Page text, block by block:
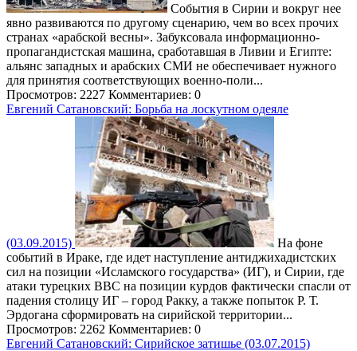
События в Сирии и вокруг нее
явно развиваются по другому сценарию, чем во всех прочих
странах «арабской весны». Забуксовала информационно-
пропагандистская машина, сработавшая в Ливии и Египте:
альянс западных и арабских СМИ не обеспечивает нужного
для принятия соответствующих военно-поли...
Просмотров: 2227 Комментариев: 0
Евгений Сатановский: Борьба на лоскутном одеяле
(03.09.2015)
На фоне
событий в Ираке, где идет наступление антиджихадистских
сил на позиции «Исламского государства» (ИГ), и Сирии, где
атаки турецких ВВС на позиции курдов фактически спасли от
падения столицу ИГ – город Ракку, а также попыток Р. Т.
Эрдогана сформировать на сирийской территории...
Просмотров: 2262 Комментариев: 0
Евгений Сатановский: Сирийское затишье (03.07.2015)